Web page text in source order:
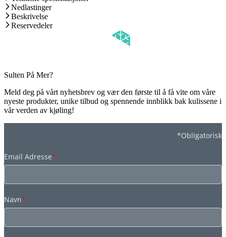
Nedlastinger
Beskrivelse
Reservedeler
Sulten På Mer?
Meld deg på vårt nyhetsbrev og vær den første til å få vite om våre
nyeste produkter, unike tilbud og spennende innblikk bak kulissene i
vår verden av kjøling!
*Obligatorisk
Email Adresse*
Navn*